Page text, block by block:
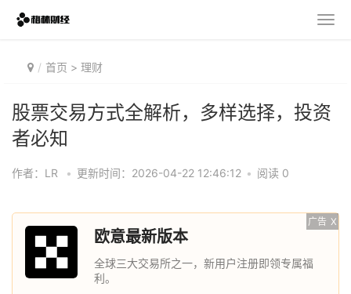
首页 > 理财
股票交易方式全解析，多样选择，投资
者必知
作者：LR • 更新时间：2026-04-22 12:46:12 • 阅读 0
广告 X
欧意最新版本
全球三大交易所之一，新用户注册即领专属福
利。